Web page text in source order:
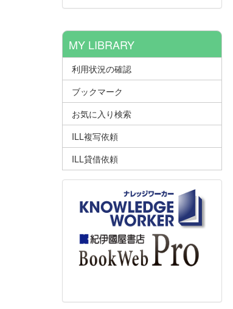
MY LIBRARY
利用状況の確認
ブックマーク
お気に入り検索
ILL複写依頼
ILL貸借依頼